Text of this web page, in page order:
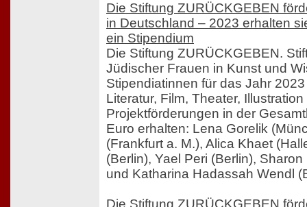
Die Stiftung ZURÜCKGEBEN
in Deutschland – 2023 erhalten
ein Stipendium
Die Stiftung ZURÜCKGEBEN.
Jüdischer Frauen in Kunst und
Stipendiatinnen für das Jahr
Literatur, Film, Theater,
Projektförderungen in der
Euro erhalten: Lena Gorelik
(Frankfurt a. M.), Alica Khaet
(Berlin), Yael Peri (Berlin),
und Katharina Hadassah Wendl